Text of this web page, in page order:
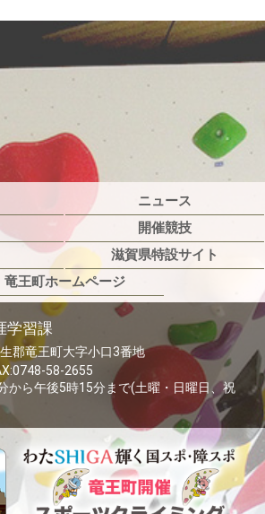
ニュース
開催競技
滋賀県特設サイト
竜王町ホームページ
学習課
郡竜王町大字小口3番地
58-2655
から午後5時15分まで(土曜・日曜日、祝